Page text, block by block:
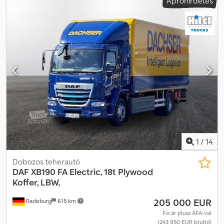
, tengelyelrendezés:2 tengely,
, ülések száma:3, Gyártási év:2012, üzemórák:
ABS, AdBlue, Bluetooth, daru, differenciálzár,
elektromosan állítható tükör, fedélzeti számítógép, ködlámpák,
központi zár, légkondicionálás, légterelő, légzsák, teljes
szervizelési előélet, tempomat, DAF LF 55 FA EEV MTT 160 280
LE-s teherautó. Használt, 2012.11.13-án forgalomba helyezett, kb. 72
000 km-t futott, Euro 5-ös, 3 üléses fülkével, PM 8523 LC típusú
daruval szerelve (három hidraulikus kinyúló karral, hosszú és rövid
hatótávolsággal). 4,2 m hosszú, fix felépítmény. Teljes hossza 6780
mm. Hasznos teherbírása 9500 kg. Nagyon kevés üzemórával
rendelkező jármű. Cedpfx Aezphcvjbpjrf Ár, áfa nélkül.
1 / 14
Radeburg 615 km
Dobozos teherautó
DAF XB190 FA Electric, 18t Plywood
Koffer, LBW,
205 000 EUR
Fix ár plusz ÁFA-val
(243 950 EUR bruttó)